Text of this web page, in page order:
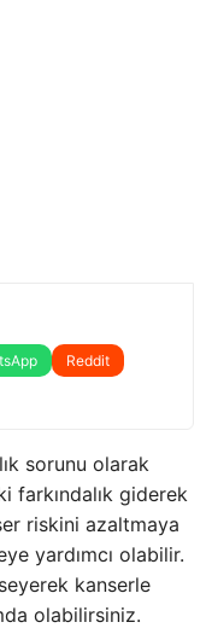
Reddit
sorunu olarak
farkındalık giderek
riskini azaltmaya
yardımcı olabilir.
kanserle
olabilirsiniz.